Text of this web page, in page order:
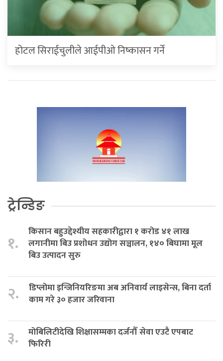
होटल सिराईचुलीले आईपीओ निष्कासन गर्ने
ट्रेन्डिङ
१.
किसान बहुउद्देश्यीय सहकारीद्वारा १ करोड ४१ लाख
लगानीमा बिउ प्रशोधन उद्योग सञ्चालन, १४० बिघामा मूल
बिउ उत्पादन सुरु
२.
डिप्लोमा इन्जिनियरिङमा अब अनिवार्य लाइसेन्स, बिना दर्ता
काम गरे ३० हजार जरिवाना
३.
मोबिलिटीदेखि शिक्षासम्मका दर्जनौँ सेवा एउटै एपबाट
फिरिरी